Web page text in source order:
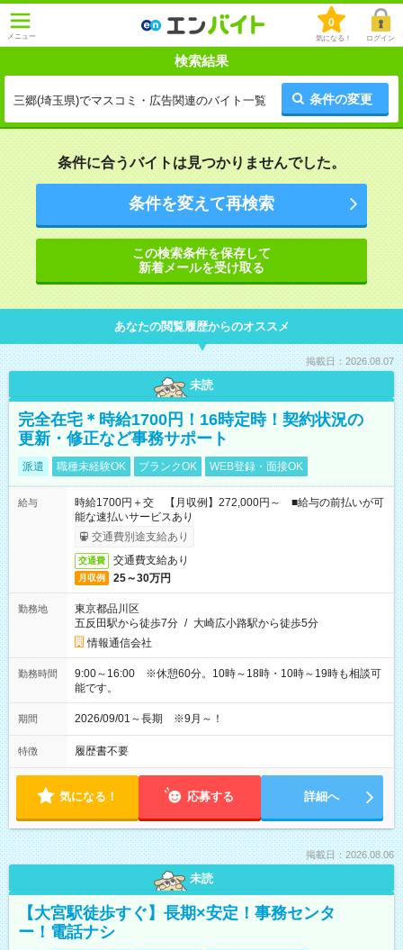
メニュー
0
気になる！ ログイン
検索結果
三郷(埼玉県)でマスコミ・広告関連のバイト一覧 条件の変更
条件に合うバイトは見つかりませんでした。
条件を変えて再検索
この検索条件を保存して
新着メールを受け取る
あなたの閲覧履歴からのオススメ
掲載日：2026.08.07
未読
完全在宅＊時給1700円！16時定時！契約状況の
更新・修正など事務サポート
派遣 職種未経験OK ブランクOK WEB登録・面接OK
給与
時給1700円＋交 【月収例】272,000円～ ■給与の前払いが可
能な速払いサービスあり
交通費別途支給あり
交通費 交通費支給あり
月収例 25～30万円
勤務地
東京都品川区
五反田駅から徒歩7分 / 大崎広小路駅から徒歩5分
情報通信会社
勤務時間
9:00～16:00 ※休憩60分。10時～18時・10時～19時も相談可
能です。
期間 2026/09/01～長期 ※9月～！
特徴 履歴書不要
気になる！ 応募する 詳細へ
掲載日：2026.08.06
未読
【大宮駅徒歩すぐ】長期×安定！事務センタ
ー！電話ナシ